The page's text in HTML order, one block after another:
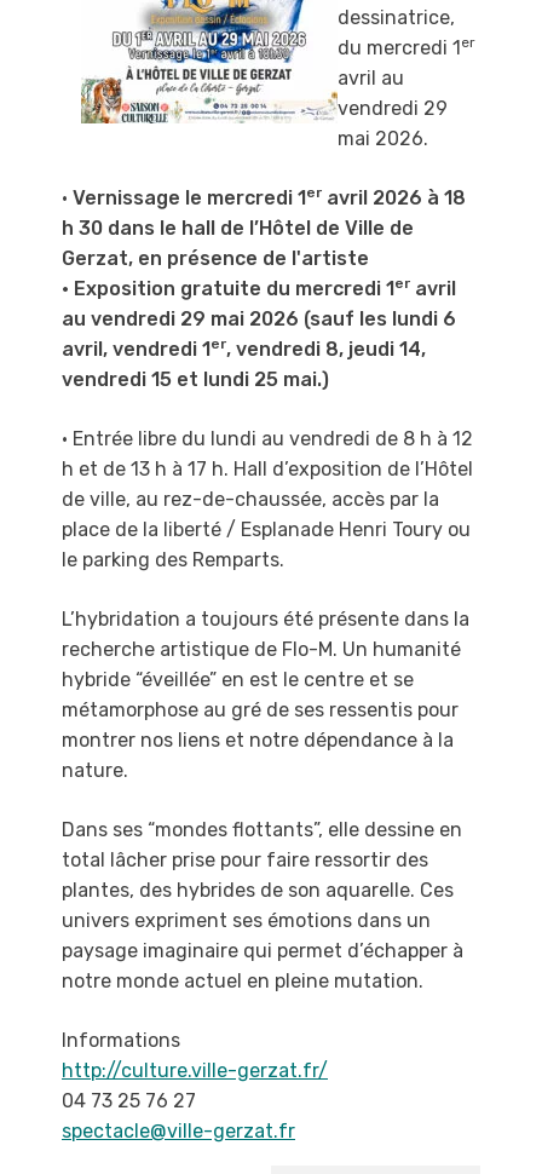
dessinatrice,
du mercredi 1er
avril au
vendredi 29
mai 2026.
• Vernissage le mercredi 1er avril 2026 à 18
h 30 dans le hall de l’Hôtel de Ville de
Gerzat, en présence de l'artiste
• Exposition gratuite du mercredi 1er avril
au vendredi 29 mai 2026 (sauf les lundi 6
avril, vendredi 1er, vendredi 8, jeudi 14,
vendredi 15 et lundi 25 mai.)
• Entrée libre du lundi au vendredi de 8 h à 12
h et de 13 h à 17 h. Hall d’exposition de l’Hôtel
de ville, au rez-de-chaussée, accès par la
place de la liberté / Esplanade Henri Toury ou
le parking des Remparts.
L’hybridation a toujours été présente dans la
recherche artistique de Flo-M. Un humanité
hybride “éveillée” en est le centre et se
métamorphose au gré de ses ressentis pour
montrer nos liens et notre dépendance à la
nature.
Dans ses “mondes flottants”, elle dessine en
total lâcher prise pour faire ressortir des
plantes, des hybrides de son aquarelle. Ces
univers expriment ses émotions dans un
paysage imaginaire qui permet d’échapper à
notre monde actuel en pleine mutation.
Informations
http://culture.ville-gerzat.fr/
04 73 25 76 27
spectacle@ville-gerzat.fr